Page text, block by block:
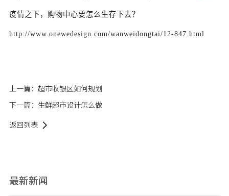
疫情之下，购物中心要怎么生存下去？
http://www.onewedesign.com/wanweidongtai/12-847.html
上一篇： 超市收银区如何规划
下一篇： 生鲜超市设计怎么做
返回列表
最新新闻